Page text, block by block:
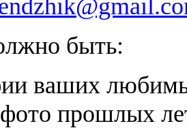
быть:
ваших
прошлых